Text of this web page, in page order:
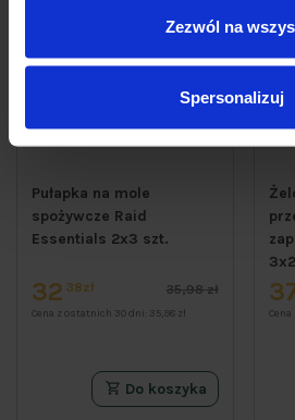
Zezwól na
Spersonalizuj
Pułapka na mole
spożywcze Raid
Essentials 2x3 szt.
32 38zł 35,98 zł
Cena z ostatnich 30 dni: 35,98 zł
Do koszyka